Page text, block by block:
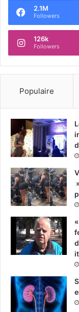
2.1M
Followers
126k
Followers
Populaire